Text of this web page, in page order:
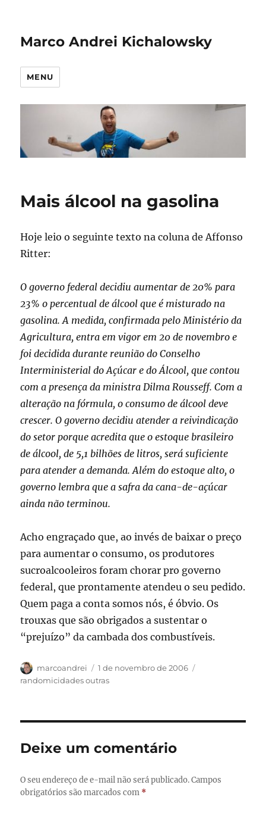
Marco Andrei Kichalowsky
MENU
Mais álcool na gasolina
Hoje leio o seguinte texto na coluna de Affonso
Ritter:
O governo federal decidiu aumentar de 20% para
23% o percentual de álcool que é misturado na
gasolina. A medida, confirmada pelo Ministério da
Agricultura, entra em vigor em 20 de novembro e
foi decidida durante reunião do Conselho
Interministerial do Açúcar e do Álcool, que contou
com a presença da ministra Dilma Rousseff. Com a
alteração na fórmula, o consumo de álcool deve
crescer. O governo decidiu atender a reivindicação
do setor porque acredita que o estoque brasileiro
de álcool, de 5,1 bilhões de litros, será suficiente
para atender a demanda. Além do estoque alto, o
governo lembra que a safra da cana-de-açúcar
ainda não terminou.
Acho engraçado que, ao invés de baixar o preço
para aumentar o consumo, os produtores
sucroalcooleiros foram chorar pro governo
federal, que prontamente atendeu o seu pedido.
Quem paga a conta somos nós, é óbvio. Os
trouxas que são obrigados a sustentar o
“prejuízo” da cambada dos combustíveis.
Autor
marcoandrei
Publicado
em
1 de novembro de 2006
randomicidades outras
Deixe um comentário
O seu endereço de e-mail não será publicado. Campos
obrigatórios são marcados com *